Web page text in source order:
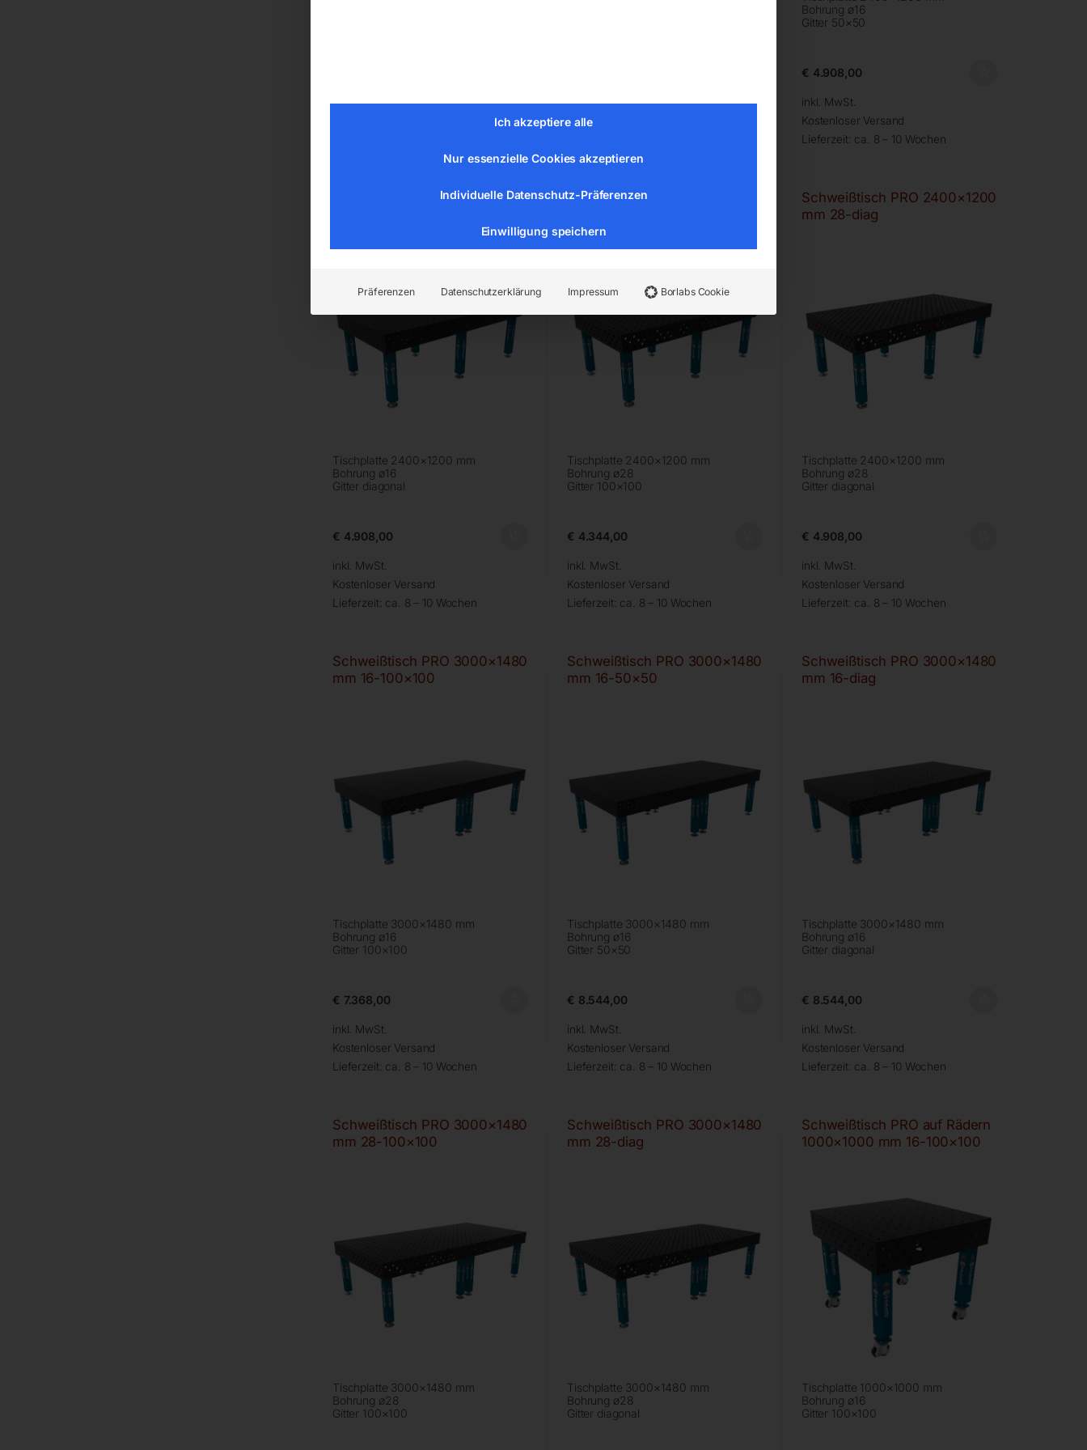
inkl. MwSt.
inkl. MwSt.
Kostenloser Versand
Bohrung ø16
Gitter 50×50
€ 4.908,00
inkl. MwSt.
Kostenloser Versand
Lieferzeit: ca. 8 – 10 Wochen
Schweißtisch PRO 2400×1200
Tischplatte 2400×1200 mm
Bohrung ø16
Gitter diagonal
€ 4.908,00
inkl. MwSt.
Kostenloser Versand
Lieferzeit: ca. 8 – 10 Wochen
Schweißtisch PRO 2400×1200
Tischplatte 2400×1200 mm
Bohrung ø28
Gitter 100×100
€ 4.344,00
inkl. MwSt.
Kostenloser Versand
Lieferzeit: ca. 8 – 10 Wochen
Schweißtisch PRO 2400×1200
mm 28-diag
Tischplatte 2400×1200 mm
Bohrung ø28
Gitter diagonal
€ 4.908,00
inkl. MwSt.
Kostenloser Versand
Lieferzeit: ca. 8 – 10 Wochen
Schweißtisch PRO 3000×1480
mm 16-100×100
Tischplatte 3000×1480 mm
Bohrung ø16
Gitter 100×100
€ 7.368,00
inkl. MwSt.
Kostenloser Versand
Lieferzeit: ca. 8 – 10 Wochen
Schweißtisch PRO 3000×1480
mm 16-50×50
Tischplatte 3000×1480 mm
Bohrung ø16
Gitter 50×50
€ 8.544,00
inkl. MwSt.
Kostenloser Versand
Lieferzeit: ca. 8 – 10 Wochen
Schweißtisch PRO 3000×1480
mm 16-diag
Tischplatte 3000×1480 mm
Bohrung ø16
Gitter diagonal
€ 8.544,00
inkl. MwSt.
Kostenloser Versand
Lieferzeit: ca. 8 – 10 Wochen
Schweißtisch PRO 3000×1480
mm 28-100×100
Tischplatte 3000×1480 mm
Bohrung ø28
Gitter 100×100
Schweißtisch PRO 3000×1480
mm 28-diag
Tischplatte 3000×1480 mm
Bohrung ø28
Gitter diagonal
Schweißtisch PRO auf Rädern
1000×1000 mm 16-100×100
Tischplatte 1000×1000 mm
Bohrung ø16
Gitter 100×100
Ich akzeptiere alle
Nur essenzielle Cookies akzeptieren
Individuelle Datenschutz-Präferenzen
Einwilligung speichern
Präferenzen Datenschutzerklärung Impressum Borlabs Cookie